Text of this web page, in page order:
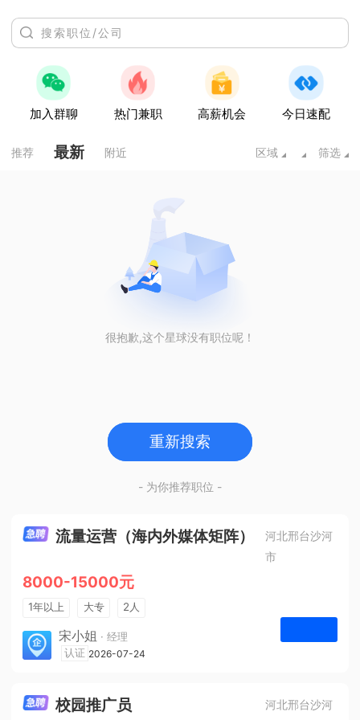
加入群聊 热门兼职 高薪机会 今日速配
推荐 最新 附近 区域 筛选
很抱歉,这个星球没有职位呢！
重新搜索
- 为你推荐职位 -
流量运营（海内外媒体矩阵）
河北邢台沙河
市
8000-15000元
1年以上 大专
2人
法定节假日
宋小姐 · 经理
河北众杰网络科技有限公司
认证 2026-07-24
校园推广员
河北邢台沙河